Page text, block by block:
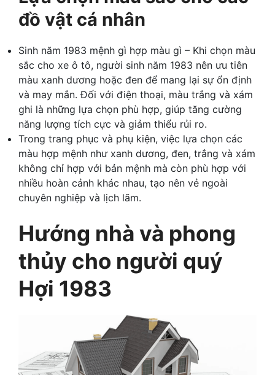
đồ vật cá nhân
Sinh năm 1983 mệnh gì hợp màu gì – Khi chọn màu
sắc cho xe ô tô, người sinh năm 1983 nên ưu tiên
màu xanh dương hoặc đen để mang lại sự ổn định
và may mắn. Đối với điện thoại, màu trắng và xám
ghi là những lựa chọn phù hợp, giúp tăng cường
năng lượng tích cực và giảm thiểu rủi ro.
Trong trang phục và phụ kiện, việc lựa chọn các
màu hợp mệnh như xanh dương, đen, trắng và xám
không chỉ hợp với bản mệnh mà còn phù hợp với
nhiều hoàn cảnh khác nhau, tạo nên vẻ ngoài
chuyên nghiệp và lịch lãm.
Hướng nhà và phong
thủy cho người quý
Hợi 1983